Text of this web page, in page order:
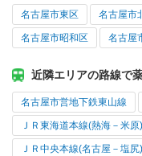
名古屋市東区 名古屋市
名古屋市昭和区 名古屋
近隣エリアの路線で
名古屋市営地下鉄東山線
ＪＲ東海道本線(熱海－米原)
ＪＲ中央本線(名古屋－塩尻)